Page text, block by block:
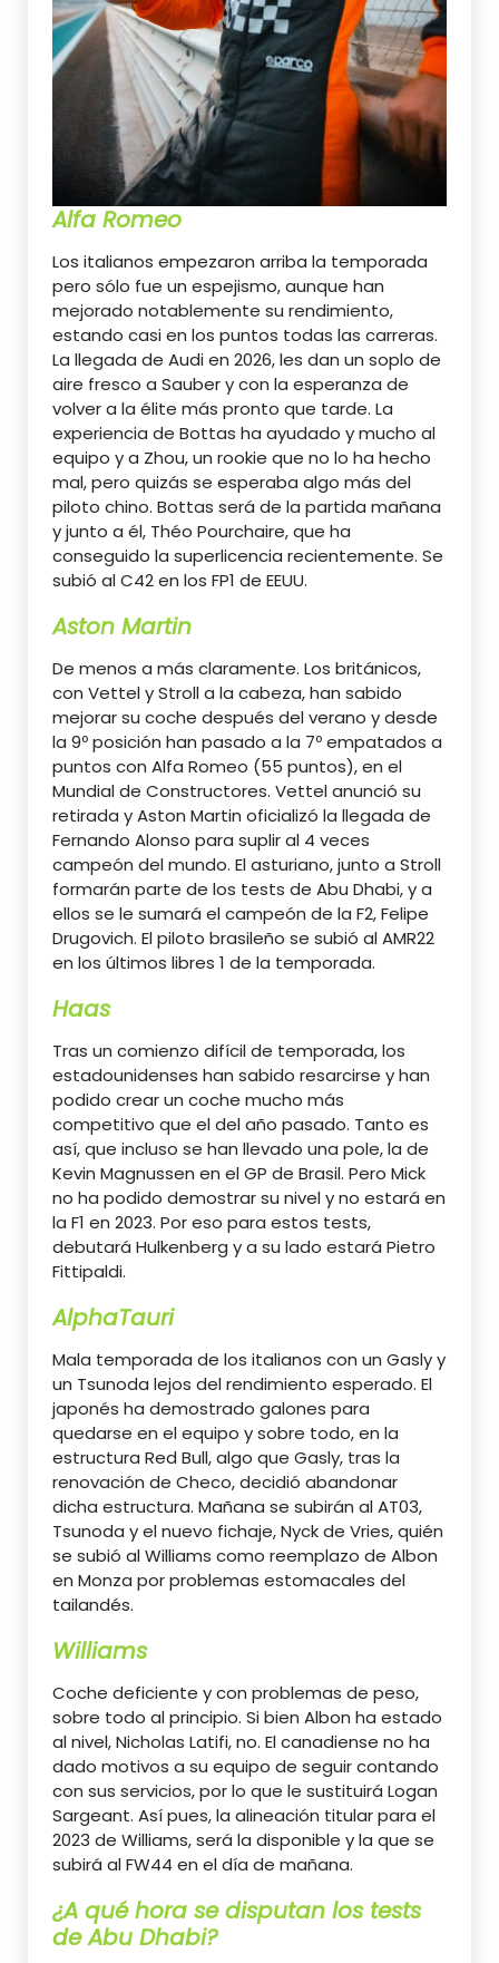
Alfa Romeo
Los italianos empezaron arriba la temporada
pero sólo fue un espejismo, aunque han
mejorado notablemente su rendimiento,
estando casi en los puntos todas las carreras.
La llegada de Audi en 2026, les dan un soplo de
aire fresco a Sauber y con la esperanza de
volver a la élite más pronto que tarde. La
experiencia de Bottas ha ayudado y mucho al
equipo y a Zhou, un rookie que no lo ha hecho
mal, pero quizás se esperaba algo más del
piloto chino. Bottas será de la partida mañana
y junto a él, Théo Pourchaire, que ha
conseguido la superlicencia recientemente. Se
subió al C42 en los FP1 de EEUU.
Aston Martin
De menos a más claramente. Los británicos,
con Vettel y Stroll a la cabeza, han sabido
mejorar su coche después del verano y desde
la 9º posición han pasado a la 7º empatados a
puntos con Alfa Romeo (55 puntos), en el
Mundial de Constructores. Vettel anunció su
retirada y Aston Martin oficializó la llegada de
Fernando Alonso para suplir al 4 veces
campeón del mundo. El asturiano, junto a Stroll
formarán parte de los tests de Abu Dhabi, y a
ellos se le sumará el campeón de la F2, Felipe
Drugovich. El piloto brasileño se subió al AMR22
en los últimos libres 1 de la temporada.
Haas
Tras un comienzo difícil de temporada, los
estadounidenses han sabido resarcirse y han
podido crear un coche mucho más
competitivo que el del año pasado. Tanto es
así, que incluso se han llevado una pole, la de
Kevin Magnussen en el GP de Brasil. Pero Mick
no ha podido demostrar su nivel y no estará en
la F1 en 2023. Por eso para estos tests,
debutará Hulkenberg y a su lado estará Pietro
Fittipaldi.
AlphaTauri
Mala temporada de los italianos con un Gasly y
un Tsunoda lejos del rendimiento esperado. El
japonés ha demostrado galones para
quedarse en el equipo y sobre todo, en la
estructura Red Bull, algo que Gasly, tras la
renovación de Checo, decidió abandonar
dicha estructura. Mañana se subirán al AT03,
Tsunoda y el nuevo fichaje, Nyck de Vries, quién
se subió al Williams como reemplazo de Albon
en Monza por problemas estomacales del
tailandés.
Williams
Coche deficiente y con problemas de peso,
sobre todo al principio. Si bien Albon ha estado
al nivel, Nicholas Latifi, no. El canadiense no ha
dado motivos a su equipo de seguir contando
con sus servicios, por lo que le sustituirá Logan
Sargeant. Así pues, la alineación titular para el
2023 de Williams, será la disponible y la que se
subirá al FW44 en el día de mañana.
¿A qué hora se disputan los tests
de Abu Dhabi?